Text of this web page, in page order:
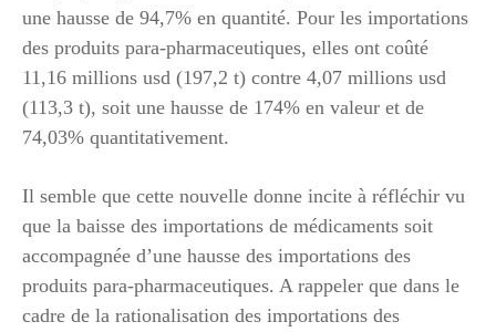
une hausse de 94,7% en quantité. Pour les importations
des produits para-pharmaceutiques, elles ont coûté
11,16 millions usd (197,2 t) contre 4,07 millions usd
(113,3 t), soit une hausse de 174% en valeur et de
74,03% quantitativement.
Il semble que cette nouvelle donne incite à réfléchir vu
que la baisse des importations de médicaments soit
accompagnée d’une hausse des importations des
produits para-pharmaceutiques. A rappeler que dans le
cadre de la rationalisation des importations des